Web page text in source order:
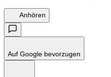
Anhören
Auf Google bevorzugen